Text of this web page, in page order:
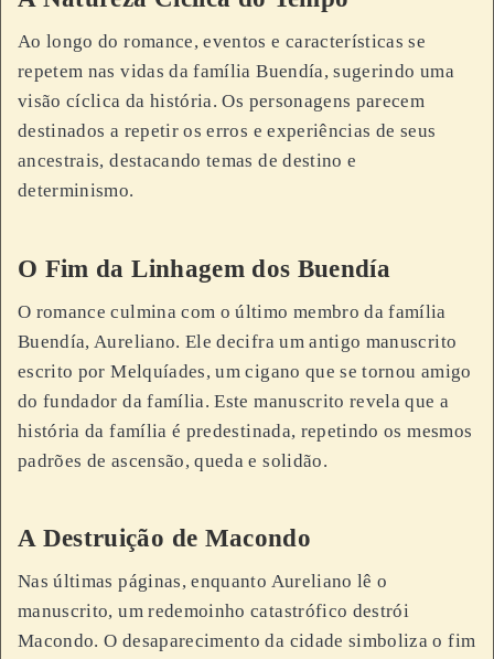
Ao longo do romance, eventos e características se
repetem nas vidas da família Buendía, sugerindo uma
visão cíclica da história. Os personagens parecem
destinados a repetir os erros e experiências de seus
ancestrais, destacando temas de destino e
determinismo.
O Fim da Linhagem dos Buendía
O romance culmina com o último membro da família
Buendía, Aureliano. Ele decifra um antigo manuscrito
escrito por Melquíades, um cigano que se tornou amigo
do fundador da família. Este manuscrito revela que a
história da família é predestinada, repetindo os mesmos
padrões de ascensão, queda e solidão.
A Destruição de Macondo
Nas últimas páginas, enquanto Aureliano lê o
manuscrito, um redemoinho catastrófico destrói
Macondo. O desaparecimento da cidade simboliza o fim